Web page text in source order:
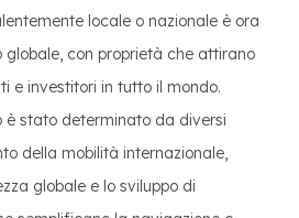
locale o nazionale è ora
con proprietà che attirano
e investitori in tutto il mondo.
è stato determinato da diversi
della mobilità internazionale,
globale e lo sviluppo di